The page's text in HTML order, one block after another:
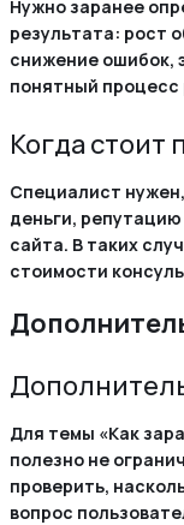
Нужно заранее
результата: рост
снижение ошибок,
понятный процесс
Когда стоит
Специалист
деньги,
сайта. В таких
стоимости
Для темы «Как
полезно не
проверить,
вопрос